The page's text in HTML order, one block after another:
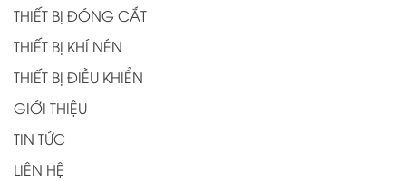
THIẾT BỊ ĐÓNG CẮT
THIẾT BỊ KHÍ NÉN
THIẾT BỊ ĐIỀU KHIỂN
GIỚI THIỆU
TIN TỨC
LIÊN HỆ